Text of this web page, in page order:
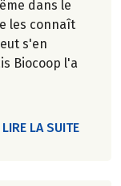
dans le
les connaît
s'en
Biocoop l'a
LIRE LA SUITEDE